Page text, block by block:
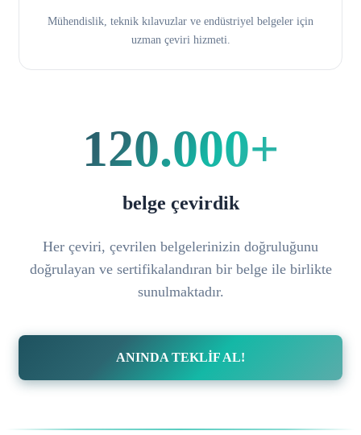
Mühendislik, teknik kılavuzlar ve endüstriyel belgeler için
uzman çeviri hizmeti.
120.000+
belge çevirdik
Her çeviri, çevrilen belgelerinizin doğruluğunu
doğrulayan ve sertifikalandıran bir belge ile birlikte
sunulmaktadır.
ANINDA TEKLİF AL!